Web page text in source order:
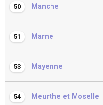
50 Manche
51 Marne
53 Mayenne
54 Meurthe et Moselle